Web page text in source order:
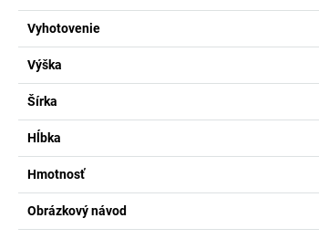
Vyhotovenie
Výška
Šírka
Hĺbka
Hmotnosť
Obrázkový návod